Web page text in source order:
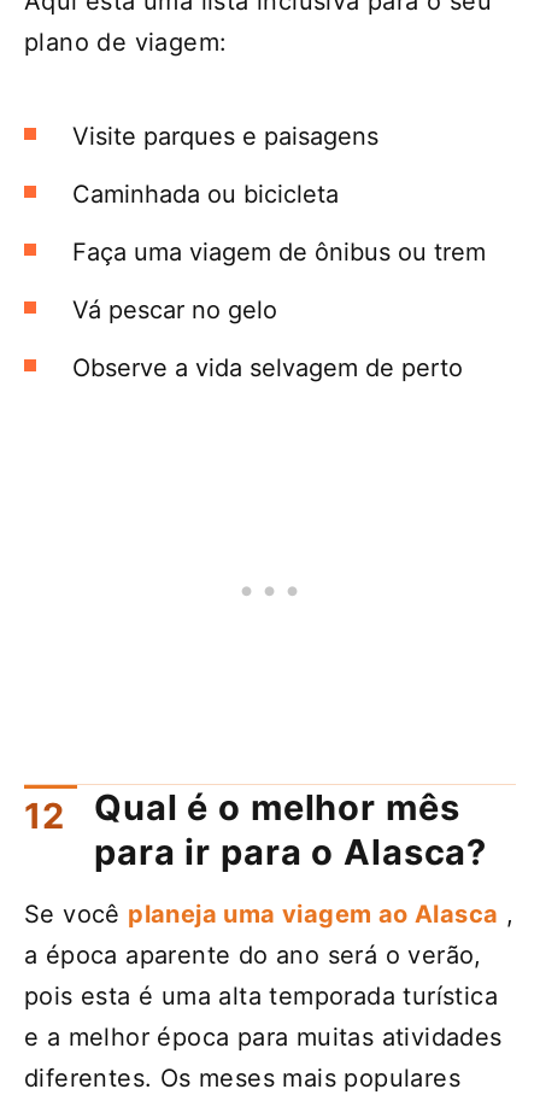
plano de viagem:
Visite parques e paisagens
Caminhada ou bicicleta
Faça uma viagem de ônibus ou trem
Vá pescar no gelo
Observe a vida selvagem de perto
Qual é o melhor mês
para ir para o Alasca?
Se você planeja uma viagem ao Alasca ,
a época aparente do ano será o verão,
pois esta é uma alta temporada turística
e a melhor época para muitas atividades
diferentes. Os meses mais populares